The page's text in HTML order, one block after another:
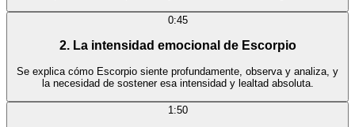
0:45
2. La intensidad emocional de Escorpio
Se explica cómo Escorpio siente profundamente, observa y analiza, y
la necesidad de sostener esa intensidad y lealtad absoluta.
1:50